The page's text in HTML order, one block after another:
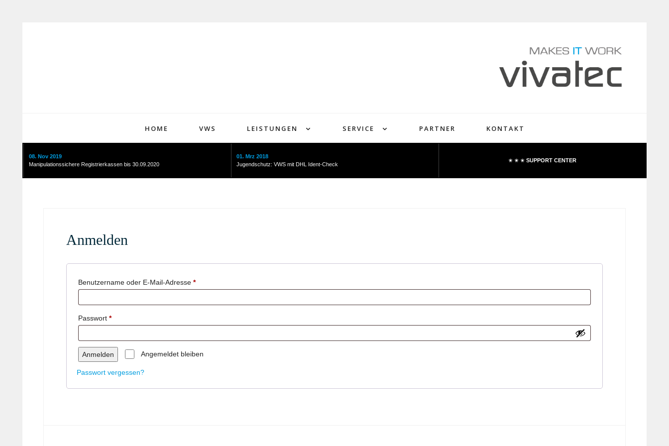
HOME VWS LEISTUNGEN SERVICE PARTNER KONTAKT
HOME
IT-CONSULTING
08. Nov 2019
Manipulationssichere Registrierkassen bis 30.09.2020
01. Mrz 2018
Jugendschutz: VWS mit DHL Ident-Check
✬ ✬ ✬ SUPPORT CENTER
Anmelden
Benutzername oder E-Mail-Adresse *Erforderlich
Passwort *Erforderlich
Angemeldet bleiben
Anmelden
Passwort vergessen?